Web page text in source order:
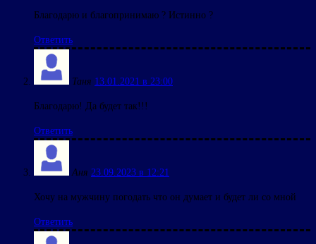
Благодарю и благопринимаю ? Истинно ?
Ответить
Таня 13.01.2021 в 23:00
Благодарю! Да будет так!!!
Ответить
Аня 23.09.2023 в 12:21
Хочу на мужчину погодать что он думает и будет ли со мной
Ответить